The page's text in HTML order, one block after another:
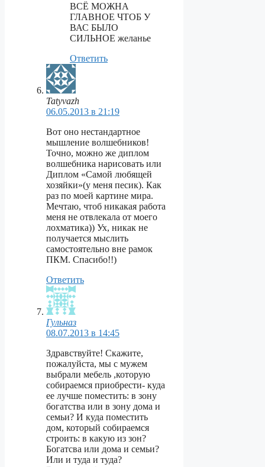
ВСЁ МОЖНА
ГЛАВНОЕ ЧТОБ У
ВАС БЫЛО
СИЛЬНОЕ желанье
Ответить
Tatyvazh
06.05.2013 в 21:19
Вот оно нестандартное
мышление волшебников!
Точно, можно же диплом
волшебника нарисовать или
Диплом «Самой любящей
хозяйки»(у меня песик). Как
раз по моей картине мира.
Мечтаю, чтоб никакая работа
меня не отвлекала от моего
лохматика)) Ух, никак не
получается мыслить
самостоятельно вне рамок
ПКМ. Спасибо!!)
Ответить
Гульназ
08.07.2013 в 14:45
Здравствуйте! Скажите,
пожалуйста, мы с мужем
выбрали мебель ,которую
собираемся приобрести- куда
ее лучше поместить: в зону
богатства или в зону дома и
семьи? И куда поместить
дом, который собираемся
строить: в какую из зон?
Богатсва или дома и семьи?
Или и туда и туда?